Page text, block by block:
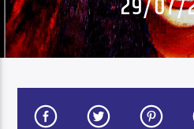
29/07/